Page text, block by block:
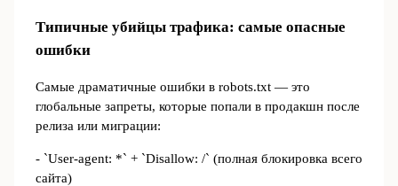
Типичные убийцы трафика: самые опасные
ошибки
Самые драматичные ошибки в robots.txt — это
глобальные запреты, которые попали в продакшн после
релиза или миграции:
- `User-agent: *` + `Disallow: /` (полная блокировка всего
сайта)